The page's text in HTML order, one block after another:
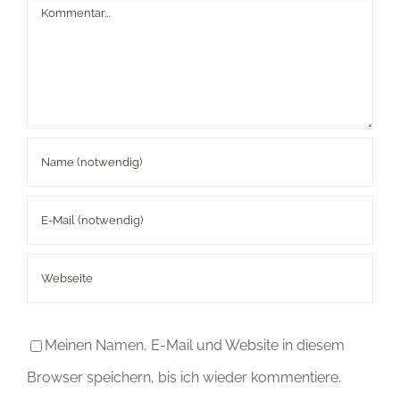
Kommentar
Meinen Namen, E-Mail und Website in diesem
Browser speichern, bis ich wieder kommentiere.